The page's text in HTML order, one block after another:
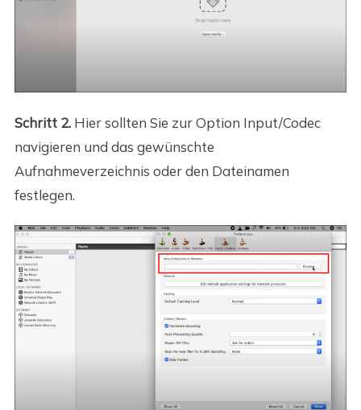
Schritt 2. Hier sollten Sie zur Option Input/Codec
navigieren und das gewünschte
Aufnahmeverzeichnis oder den Dateinamen
festlegen.